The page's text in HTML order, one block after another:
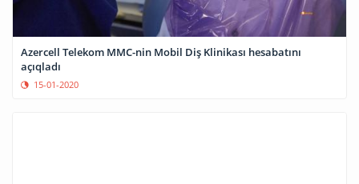
Azercell Telekom MMC-nin Mobil Diş Klinikası hesabatını
açıqladı
15-01-2020